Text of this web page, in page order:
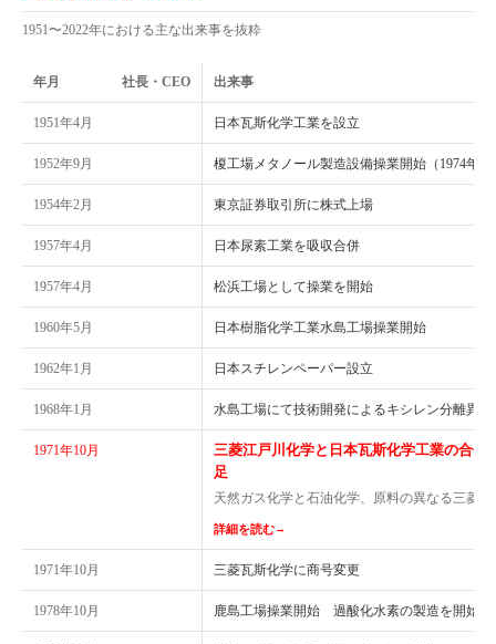
1951〜2022年における主な出来事を抜粋
年月 社長・CEO 出来事
1951年4月 日本瓦斯化学工業を設立
1952年9月 榎工場メタノール製造設備操業開始（1974年
1954年2月 東京証券取引所に株式上場
1957年4月 日本尿素工業を吸収合併
1957年4月 松浜工場として操業を開始
1960年5月 日本樹脂化学工業水島工場操業開始
1962年1月 日本スチレンペーパー設立
1968年1月 水島工場にて技術開発によるキシレン分離異
1971年10月
三菱江戸川化学と日本瓦斯化学工業の合併
足
天然ガス化学と石油化学、原料の異なる三菱
詳細を読む→
1971年10月 三菱瓦斯化学に商号変更
1978年10月 鹿島工場操業開始 過酸化水素の製造を開始